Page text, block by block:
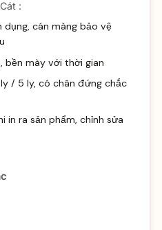
:
dụng, cán màng bảo vệ
bền mày với thời gian
/ 5 ly, có chân đứng chắc
in ra sản phẩm, chỉnh sửa